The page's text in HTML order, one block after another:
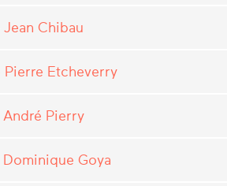
Jean Chibau
Pierre Etcheverry
André Pierry
Dominique Goya